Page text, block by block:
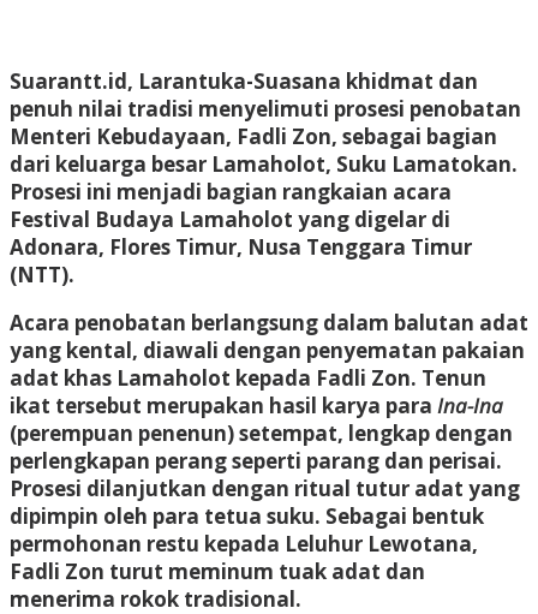
Suarantt.id, Larantuka-Suasana khidmat dan
penuh nilai tradisi menyelimuti prosesi penobatan
Menteri Kebudayaan, Fadli Zon, sebagai bagian
dari keluarga besar Lamaholot, Suku Lamatokan.
Prosesi ini menjadi bagian rangkaian acara
Festival Budaya Lamaholot yang digelar di
Adonara, Flores Timur, Nusa Tenggara Timur
(NTT).
Acara penobatan berlangsung dalam balutan adat
yang kental, diawali dengan penyematan pakaian
adat khas Lamaholot kepada Fadli Zon. Tenun
ikat tersebut merupakan hasil karya para Ina-Ina
(perempuan penenun) setempat, lengkap dengan
perlengkapan perang seperti parang dan perisai.
Prosesi dilanjutkan dengan ritual tutur adat yang
dipimpin oleh para tetua suku. Sebagai bentuk
permohonan restu kepada Leluhur Lewotana,
Fadli Zon turut meminum tuak adat dan
menerima rokok tradisional.